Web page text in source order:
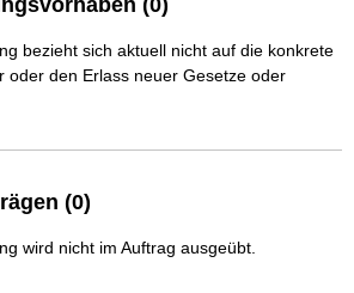
(0)
bezieht sich aktuell nicht auf die konkrete
oder den Erlass neuer Gesetze oder
(0)
wird nicht im Auftrag ausgeübt.